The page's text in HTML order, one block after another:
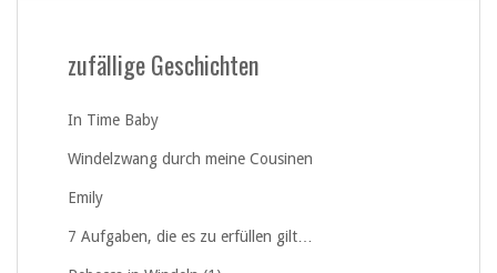
zufällige Geschichten
In Time Baby
Windelzwang durch meine Cousinen
Emily
7 Aufgaben, die es zu erfüllen gilt…